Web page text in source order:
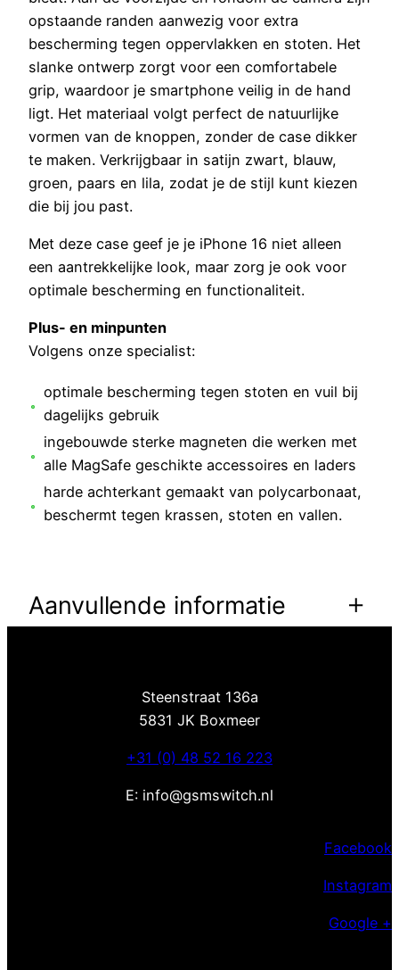
opstaande randen aanwezig voor extra
bescherming tegen oppervlakken en stoten. Het
slanke ontwerp zorgt voor een comfortabele
grip, waardoor je smartphone veilig in de hand
ligt. Het materiaal volgt perfect de natuurlijke
vormen van de knoppen, zonder de case dikker
te maken. Verkrijgbaar in satijn zwart, blauw,
groen, paars en lila, zodat je de stijl kunt kiezen
die bij jou past.
Met deze case geef je je iPhone 16 niet alleen
een aantrekkelijke look, maar zorg je ook voor
optimale bescherming en functionaliteit.
Plus- en minpunten
Volgens onze specialist:
optimale bescherming tegen stoten en vuil bij
dagelijks gebruik
ingebouwde sterke magneten die werken met
alle MagSafe geschikte accessoires en laders
harde achterkant gemaakt van polycarbonaat,
beschermt tegen krassen, stoten en vallen.
Aanvullende informatie
Zwart
Steenstraat 136a
5831 JK Boxmeer
+31 (0) 48 52 16 223
E: info@gsmswitch.nl
Facebook
Instagram
Google +